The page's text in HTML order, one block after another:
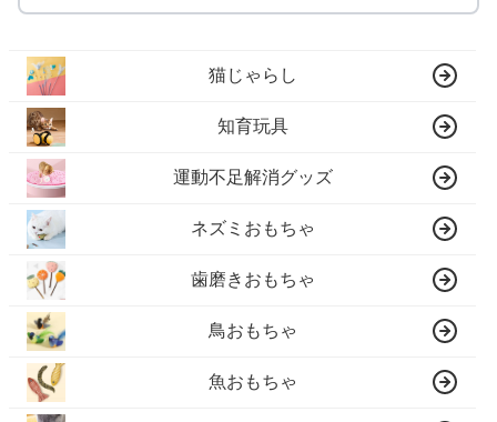
猫じゃらし
知育玩具
運動不足解消グッズ
ネズミおもちゃ
歯磨きおもちゃ
鳥おもちゃ
魚おもちゃ